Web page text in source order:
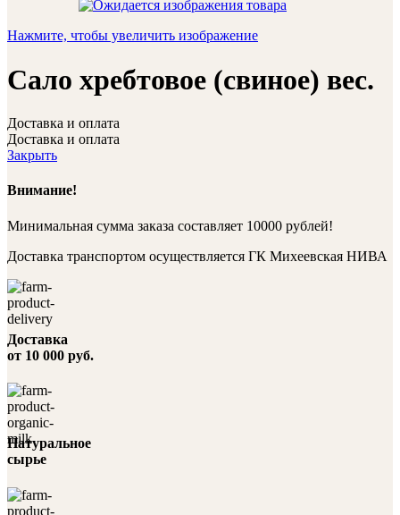
Нажмите, чтобы увеличить изображение
Сало хребтовое (свиное) вес.
Доставка и оплата
Доставка и оплата
Закрыть
Внимание!
Минимальная сумма заказа составляет 10000 рублей!
Доставка транспортом осуществляется ГК Михеевская НИВА
Доставка
от 10 000 руб.
Натуральное
сырье